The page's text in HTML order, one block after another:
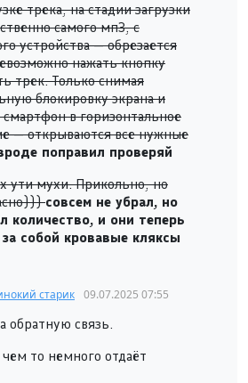
трека, на стадии загрузки
самого мп3, с
устройства — обрезается
нажать кнопку
трек. Только снимая
блокировку экрана и
в горизонтальное
— открываются все нужные
поправил проверяй
ути мухи. Прикольно, но
совсем не убрал, но
количество, и они теперь
собой кровавые кляксы
старик 09.07.2025 07:55
обратную связь.
чем то немного отдаёт